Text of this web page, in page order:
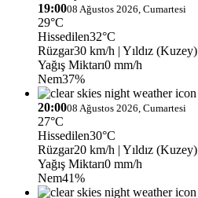
19:0008 Ağustos 2026, Cumartesi
29°C
Hissedilen32°C
Rüzgar30 km/h | Yıldız (Kuzey)
Yağış Miktarı0 mm/h
Nem37%
20:0008 Ağustos 2026, Cumartesi
27°C
Hissedilen30°C
Rüzgar20 km/h | Yıldız (Kuzey)
Yağış Miktarı0 mm/h
Nem41%